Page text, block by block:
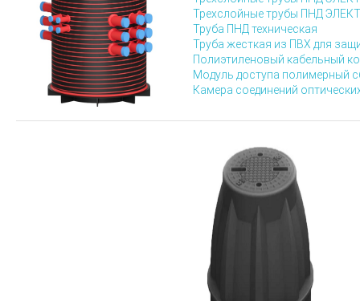
Трехслойные трубы ПНД
Труба ПНД техническая
Труба жесткая из ПВХ для
Полиэтиленовый кабельный
Модуль доступа полимерный
Камера соединений